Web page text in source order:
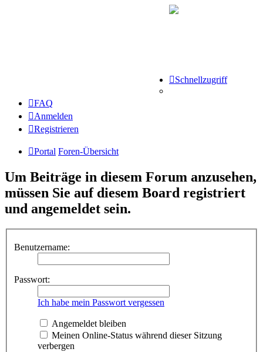
Schnellzugriff
FAQ
Anmelden
Registrieren
Portal Foren-Übersicht
Um Beiträge in diesem Forum anzusehen,
müssen Sie auf diesem Board registriert
und angemeldet sein.
Benutzername:
Passwort:
Ich habe mein Passwort vergessen
Angemeldet bleiben
Meinen Online-Status während dieser Sitzung
verbergen